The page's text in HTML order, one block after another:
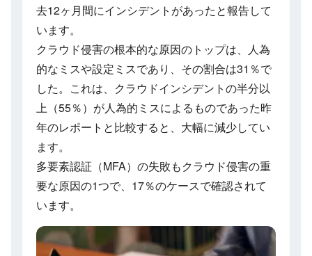
去12ヶ月間にインシデントがあったと報告して
います。
クラウド侵害の根本的な原因のトップは、人為
的なミスや設定ミスであり、その割合は31％で
した。これは、クラウドインシデントの半分以
上（55％）が人為的ミスによるものであった昨
年のレポートと比較すると、大幅に減少してい
ます。
多要素認証（MFA）の失敗もクラウド侵害の重
要な原因の1つで、17％のケースで確認されて
います。